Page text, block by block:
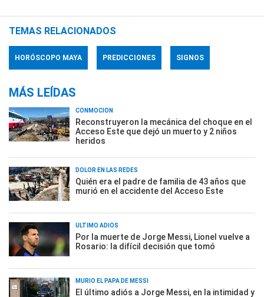
TEMAS RELACIONADOS
HORÓSCOPO MAYA PREDICCIONES SIGNOS
MÁS LEÍDAS
CONMOCIÓN
Reconstruyeron la mecánica del choque en el
Acceso Este que dejó un muerto y 2 niños
heridos
DOLOR EN LAS REDES
Quién era el padre de familia de 43 años que
murió en el accidente del Acceso Este
ÚLTIMO ADIÓS
Por la muerte de Jorge Messi, Lionel vuelve a
Rosario: la difícil decisión que tomó
MURIÓ EL PAPÁ DE MESSI
El último adiós a Jorge Messi, en la intimidad y